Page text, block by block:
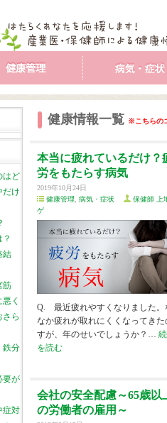
はど
だけ
結
筋
く
ら
鉄分
要が
症対
健康情報一覧 ※こちらの
本当に疲れているだけ？
労をもたらす病気
2019年10月24日
健康管理
病気・症状
保健師 上
ゲ
Q. 最近疲れやすくなりました。
なか疲れが取れにくくなってきた
すが、年のせいでしょうか？…
を読む
会社の安全配慮～65歳以
の労働者の雇用～